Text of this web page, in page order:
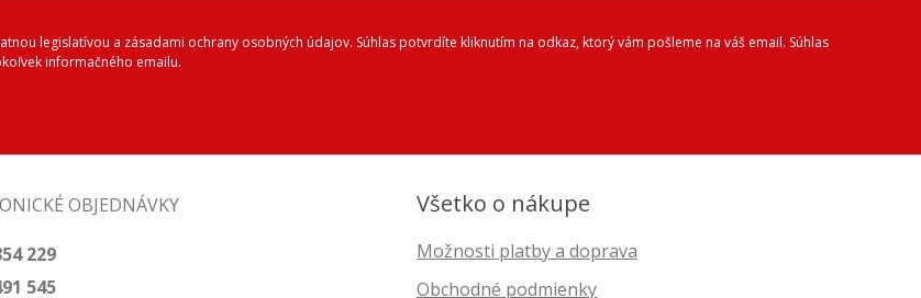
legislatívou a zásadami ochrany osobných údajov. Súhlas potvrdíte kliknutím na odkaz, ktorý vám pošleme na váš email. Súhlas
informačného emailu.
OBJEDNÁVKY
229
545
Všetko o nákupe
Možnosti platby a doprava
Obchodné podmienky